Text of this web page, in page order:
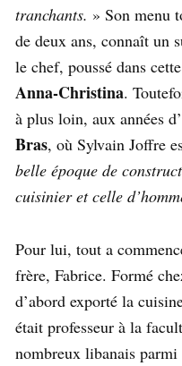
tranchants. » Son menu
de deux ans, connaît un
le chef, poussé dans
Anna-Christina.
à plus loin, aux années
Bras, où Sylvain Joffre
belle époque de
cuisinier et celle
Pour lui, tout a
frère, Fabrice. Formé
d’abord exporté la
était professeur à la
nombreux libanais parmi